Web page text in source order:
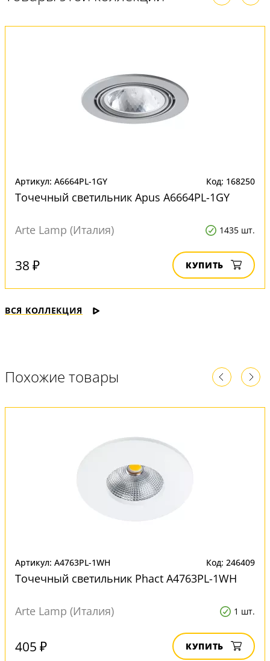
Артикул: A6664PL-1GY Код: 168250
Точечный светильник Apus A6664PL-1GY
Arte Lamp (Италия) 1435 шт.
38 ₽ КУПИТЬ
ВСЯ КОЛЛЕКЦИЯ
Похожие товары
Артикул: A4763PL-1WH Код: 246409
Точечный светильник Phact A4763PL-1WH
Arte Lamp (Италия) 1 шт.
405 ₽ КУПИТЬ